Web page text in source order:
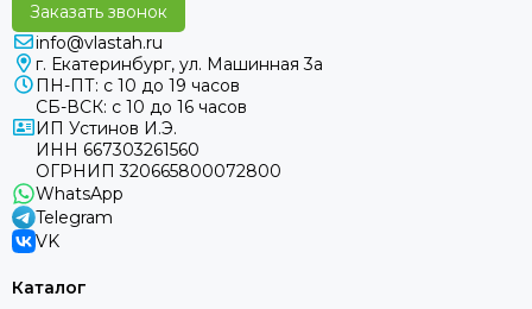
Заказать звонок
info@vlastah.ru
г. Екатеринбург, ул. Машинная 3а
ПН-ПТ: с 10 до 19 часов
СБ-ВСК: с 10 до 16 часов
ИП Устинов И.Э.
ИНН 667303261560
ОГРНИП 320665800072800
WhatsApp
Telegram
VK
Каталог